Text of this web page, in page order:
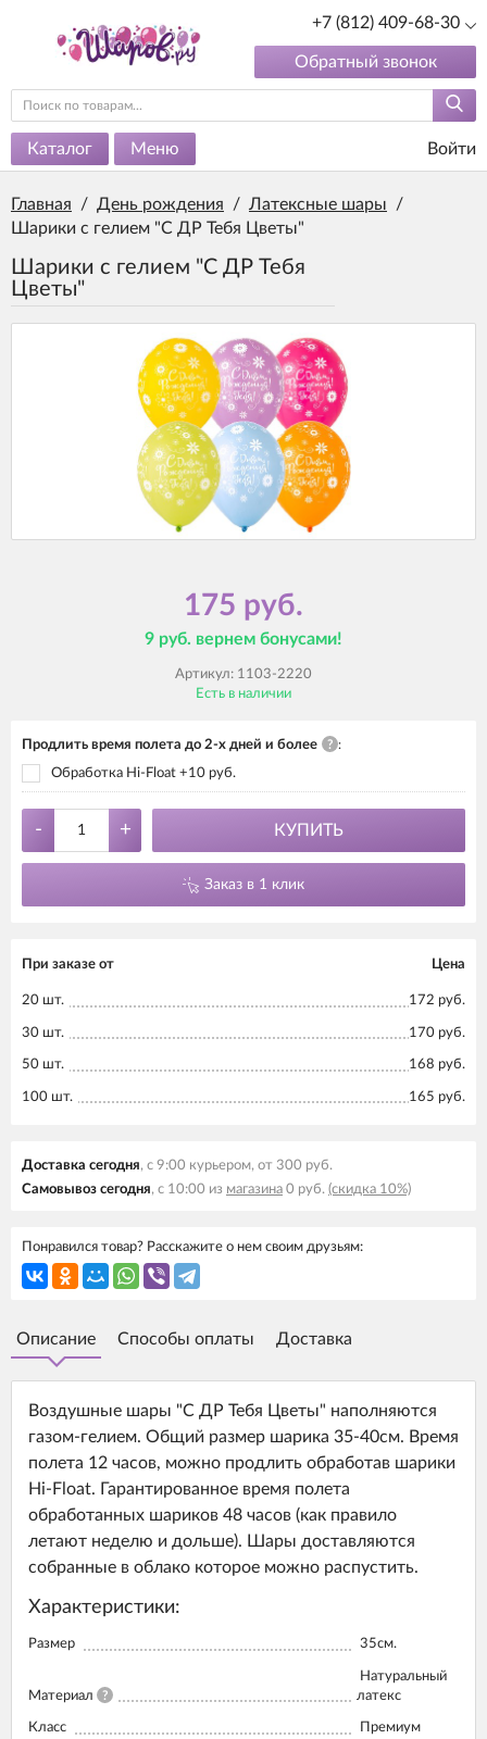
+7 (812) 409-68-30
Обратный звонок
Каталог Меню Войти
Главная / День рождения / Латексные шары
/
Шарики с гелием "С ДР Тебя Цветы"
Шарики с гелием "С ДР Тебя
Цветы"
175 руб.
9 руб. вернем бонусами!
Артикул: 1103-2220
Есть в наличии
Продлить время полета до 2-х дней и более ? :
Обработка Hi-Float +10 руб.
- + КУПИТЬ
Заказ в 1 клик
При заказе от Цена
20 шт. 172 руб.
30 шт. 170 руб.
50 шт. 168 руб.
100 шт. 165 руб.
Доставка сегодня, с 9:00 курьером, от 300 руб.
Самовывоз сегодня, с 10:00 из магазина 0 руб. (скидка 10%)
Понравился товар? Расскажите о нем своим друзьям:
Описание Способы оплаты Доставка
Воздушные шары "С ДР Тебя Цветы" наполняются
газом-гелием. Общий размер шарика 35-40см. Время
полета 12 часов, можно продлить обработав шарики
Hi-Float. Гарантированное время полета
обработанных шариков 48 часов (как правило
летают неделю и дольше). Шары доставляются
собранные в облако которое можно распустить.
Характеристики:
Размер 35см.
Материал ?
Натуральный
латекс
Класс Премиум